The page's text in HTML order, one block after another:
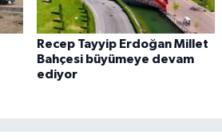
Recep Tayyip Erdoğan Millet
Bahçesi büyümeye devam
ediyor